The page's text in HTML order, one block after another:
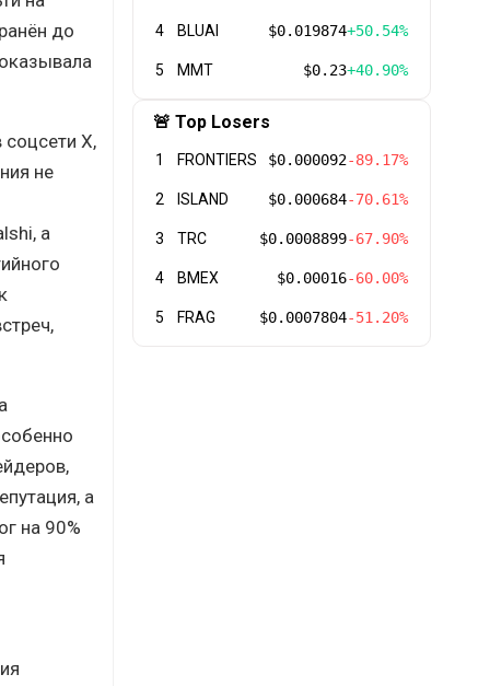
до
X,
не
а
а
на 90%
4 BLUAI $0.019874+50.54%
5 MMT $0.23+40.90%
🚨 Top Losers
1 FRONTIERS $0.000092-89.17%
2 ISLAND $0.000684-70.61%
3 TRC $0.0008899-67.90%
4 BMEX $0.00016-60.00%
5 FRAG $0.0007804-51.20%